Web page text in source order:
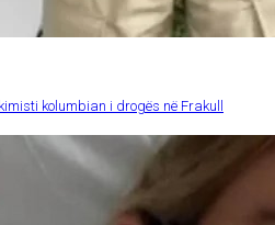
kolumbian i drogës në Frakull